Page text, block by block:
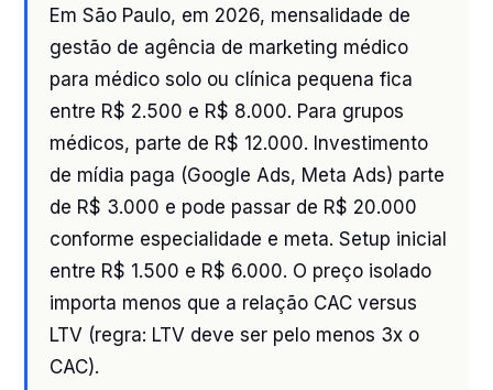
Em São Paulo, em 2026, mensalidade de
gestão de agência de marketing médico
para médico solo ou clínica pequena fica
entre R$ 2.500 e R$ 8.000. Para grupos
médicos, parte de R$ 12.000. Investimento
de mídia paga (Google Ads, Meta Ads) parte
de R$ 3.000 e pode passar de R$ 20.000
conforme especialidade e meta. Setup inicial
entre R$ 1.500 e R$ 6.000. O preço isolado
importa menos que a relação CAC versus
LTV (regra: LTV deve ser pelo menos 3x o
CAC).